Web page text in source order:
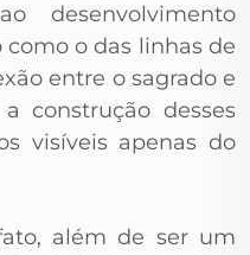
desenvolvimento
o das linhas de
entre o sagrado e
construção desses
visíveis apenas do
além de ser um